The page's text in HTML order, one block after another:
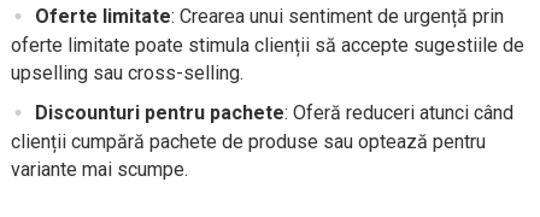
Oferte limitate: Crearea unui sentiment de urgență prin
oferte limitate poate stimula clienții să accepte sugestiile de
upselling sau cross-selling.
Discounturi pentru pachete: Oferă reduceri atunci când
clienții cumpără pachete de produse sau optează pentru
variante mai scumpe.